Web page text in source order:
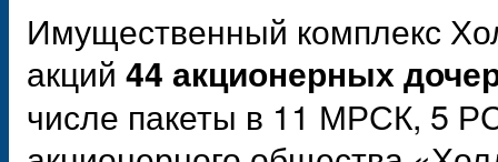
Имущественный комплекс
акций 44 акционерных
числе пакеты в 11 МРСК, 5